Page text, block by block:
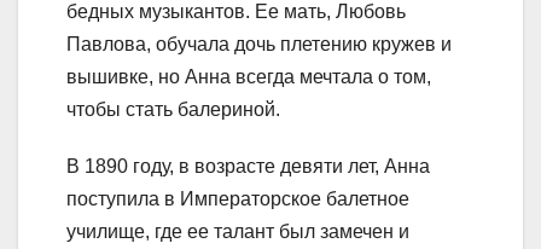
бедных музыкантов. Ее мать, Любовь
Павлова, обучала дочь плетению кружев и
вышивке, но Анна всегда мечтала о том,
чтобы стать балериной.
В 1890 году, в возрасте девяти лет, Анна
поступила в Императорское балетное
училище, где ее талант был замечен и